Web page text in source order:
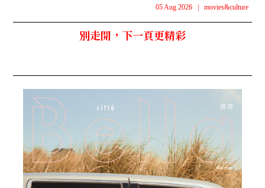
05 Aug 2026 movies&culture
別走開，下一頁更精彩